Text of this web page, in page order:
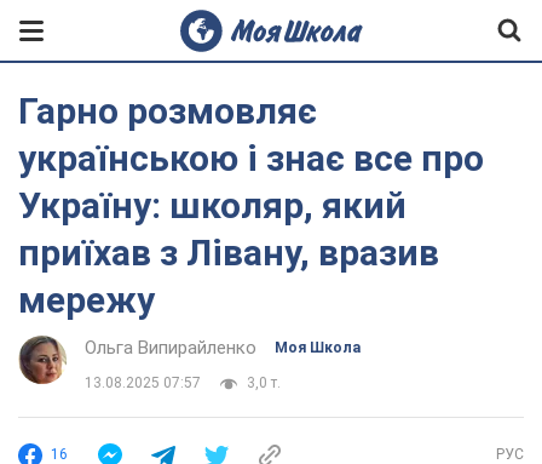
Гарно розмовляє
українською і знає все про
Україну: школяр, який
приїхав з Лівану, вразив
мережу
Ольга Випирайленко Моя Школа
13.08.2025 07:57 3,0 т.
16 РУС